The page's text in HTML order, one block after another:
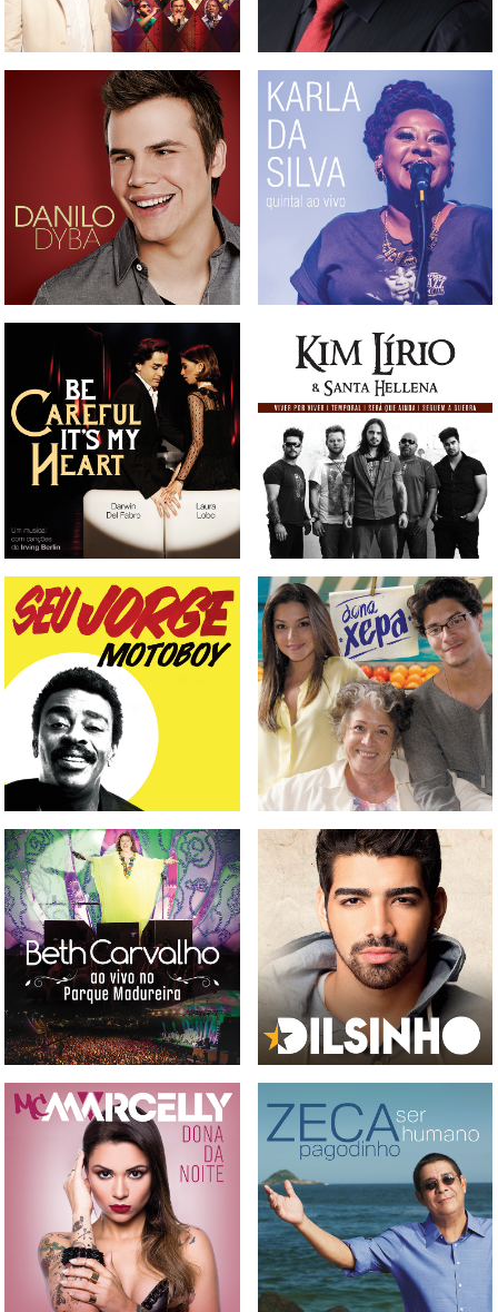
CD DANILO DYBA
DVD KARLA DA SILVA -
QUINTAL AO VIVO
CD TRILHA SONORA DO
MUSICAL BE CAREFUL IT'S
MY HEART
CD PROMO KIM LÍRIO &
SANTA HELLENA
CD PROMO SEU JORGE -
MOTOBOY
CD TRILHA SONORA DA
NOVELA DONA XEPA
CD E DVD BETH CARVALHO
- AO VIVO NO PARQUE
MADUREIRA
CD DILSINHO
CD MC MARCELLY - DONA
DA NOITE
CD ZECA PAGODINHO - SER
HUMANOS